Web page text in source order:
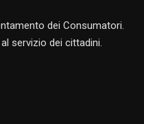
dei Consumatori.
servizio dei cittadini.